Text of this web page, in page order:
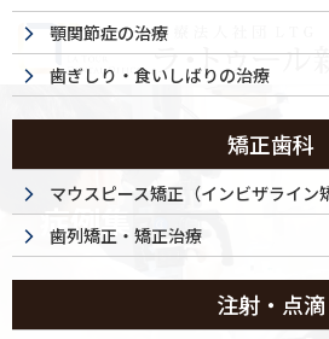
コ
テ
移
ナ
ゲ
ン
移
症例集
顎関節症の治療
歯ぎしり・食いしばりの治療
矯正歯科
マウスピース矯正（インビザライン
歯列矯正・矯正治療
注射・点滴